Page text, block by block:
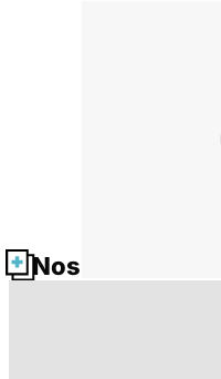
Nos fiches santé